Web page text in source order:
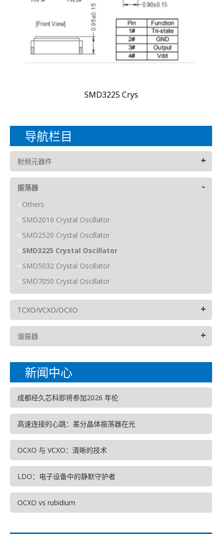
SMD3225 Crys
导航栏目
射频元器件 +
振荡器 -
Others
SMD2016 Crystal Oscillator
SMD2520 Crystal Oscillator
SMD3225 Crystal Oscillator
SMD5032 Crystal Oscillator
SMD7050 Crystal Oscillator
TCXO/VCXO/OCXO +
谐振器 +
新闻中心
成都经久芯科即将参加2026 年伦
高速连接的心跳：差分晶体振荡器在光
OCXO 与 VCXO：清晰的技术
LDO：电子设备中的静默守护者
OCXO vs rubidium